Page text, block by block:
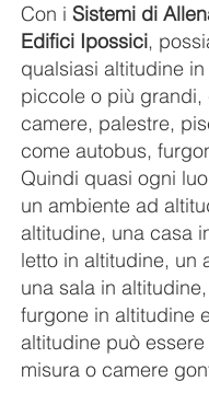
Con iSistemi di
Edifici Ipossici,
qualsiasi altitudine
piccole o più grandi,
camere, palestre,
come autobus,
Quindi quasi ogni
un ambiente ad
altitudine, una casa
letto in altitudine, un
una sala in
furgone in altitudine
altitudine può
misura o camere